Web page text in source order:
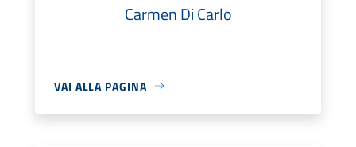
Carmen Di Carlo
VAI ALLA PAGINA